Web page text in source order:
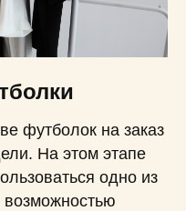
футболок на заказ
На этом этапе
одно из